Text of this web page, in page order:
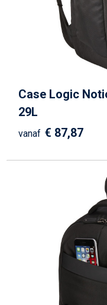
Case Logic
29L
vanaf € 87,87